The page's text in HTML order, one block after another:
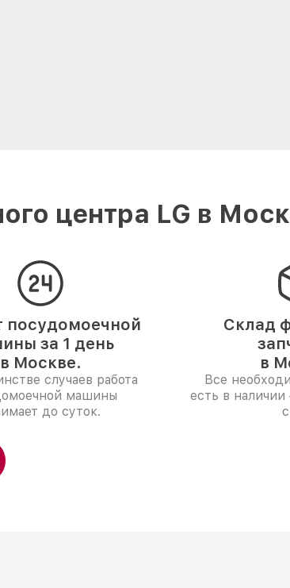
центра LG в
посудомоечной
за 1 день
в Москве.
случаев работа
машины
до суток.
Склад
в
Все
есть в